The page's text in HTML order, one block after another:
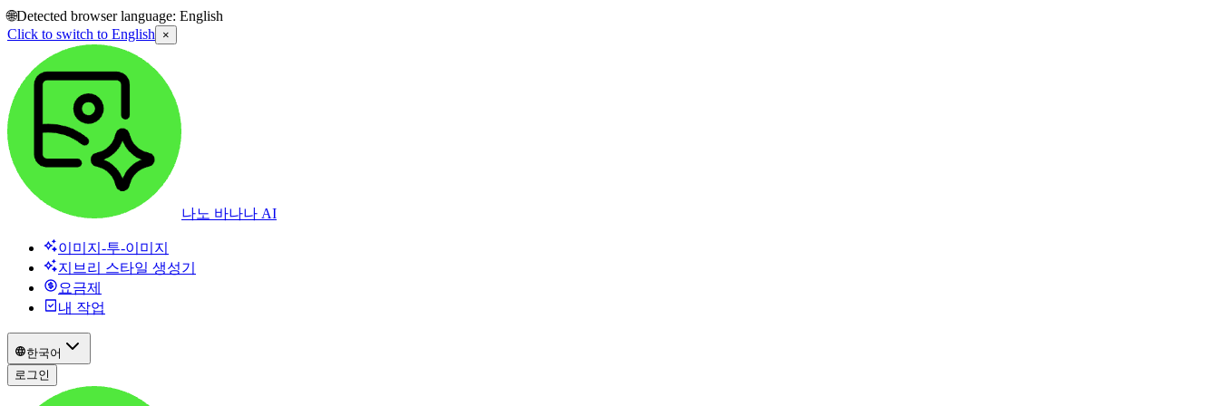
🌐Detected browser language: English
Click to switch to English ×
나노 바나나 AI
이미지-투-이미지
지브리 스타일 생성기
요금제
내 작업
한국어
로그인